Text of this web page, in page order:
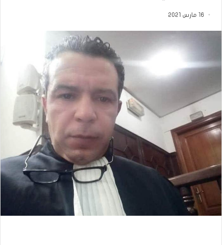
16 مارس 2021